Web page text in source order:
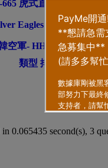
虎式直升機
Eagles" 中隊 F/A-
空軍- HH-60P
類型 排序方式
in 0.065435 second(s), 3